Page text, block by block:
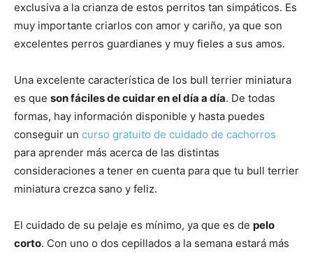
Fotos
de
Cachorros
exclusiva a la crianza de estos perritos tan simpáticos. Es
muy importante criarlos con amor y cariño, ya que son
excelentes perros guardianes y muy fieles a sus amos.
Una excelente característica de los bull terrier miniatura
es que son fáciles de cuidar en el día a día. De todas
formas, hay información disponible y hasta puedes
conseguir un curso gratuito de cuidado de cachorros
para aprender más acerca de las distintas
consideraciones a tener en cuenta para que tu bull terrier
miniatura crezca sano y feliz.
El cuidado de su pelaje es mínimo, ya que es de pelo
corto. Con uno o dos cepillados a la semana estará más